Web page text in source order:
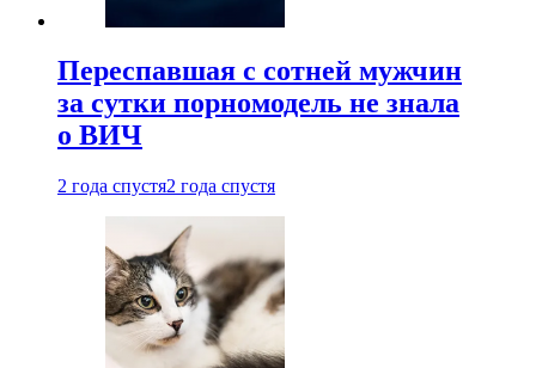
Переспавшая с сотней мужчин
за сутки порномодель не знала
о ВИЧ
2 года спустя2 года спустя